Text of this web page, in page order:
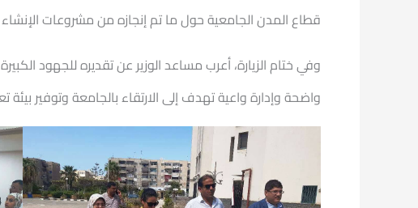
قطاع المدن الجامعية حول ما تم إنجازه من مشروعات الإنشاء
وفي ختام الزيارة، أعرب مساعد الوزير عن تقديره للجهود
واضحة وإدارة واعية تهدف إلى الارتقاء بالجامعة وتوفير بيئة